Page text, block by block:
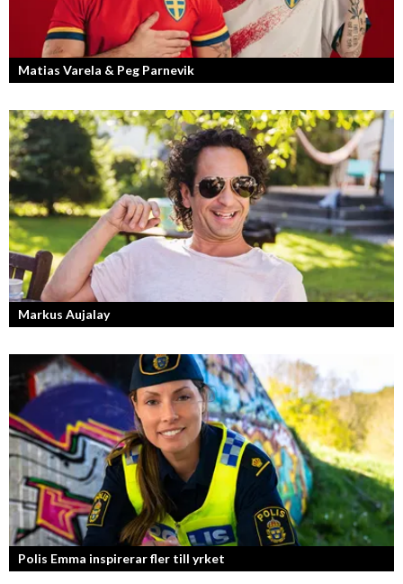
Matias Varela & Peg Parnevik
Här i Sverige så finns det en bred mix av olika nationaliteter från hela
världen och många svenskar har en annan grundnationalitet...
Markus Aujalay
Sveriges tuffaste matjury är epitetet på juryn i Sveriges Mästerkock.
Markus Aujalay är domaren som ger mästerkockarna mardrömmar.
Polis Emma inspirerar fler till yrket